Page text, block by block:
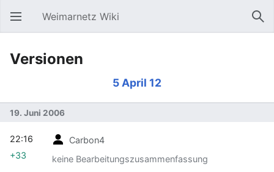
Hauptmenü öffnen Weimarnetz Wiki
Versionen
5 April 12
19. Juni 2006
Carbon4
keine Bearbeitungszusammenfassung
22:16
+33